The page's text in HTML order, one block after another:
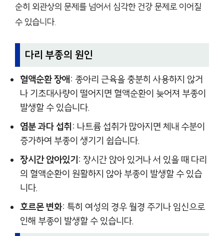
순히 외관상의 문제를 넘어서 심각한 건강 문제로 이어질
수 있습니다.
다리 부종의 원인
혈액순환 장애: 종아리 근육을 충분히 사용하지 않거
나 기초대사량이 떨어지면 혈액순환이 늦어져 부종이
발생할 수 있습니다.
염분 과다 섭취: 나트륨 섭취가 많아지면 체내 수분이
증가하여 부종이 생기기 쉽습니다.
장시간 앉아있기: 장시간 앉아 있거나 서 있을 때 다리
의 혈액순환이 원활하지 않아 부종이 발생할 수 있습
니다.
호르몬 변화: 특히 여성의 경우 월경 주기나 임신으로
인해 부종이 발생할 수 있습니다.